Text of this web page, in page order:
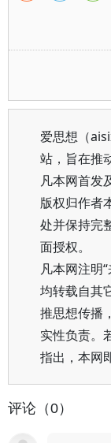
爱思想（
站，旨在推
凡本网首发
版权归作者
处并保持完
面授权。
凡本网注明
均转载自其
推思想传播
实性负责。
指出，本网
评论（0）